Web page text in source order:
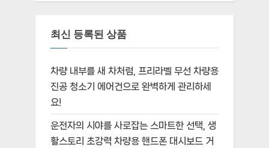
최신 등록된 상품
차량 내부를 새 차처럼, 프리라벨 무선 차량용
진공 청소기 에어건으로 완벽하게 관리하세
요!
운전자의 시야를 사로잡는 스마트한 선택, 생
활스토리 초강력 차량용 핸드폰 대시보드 거